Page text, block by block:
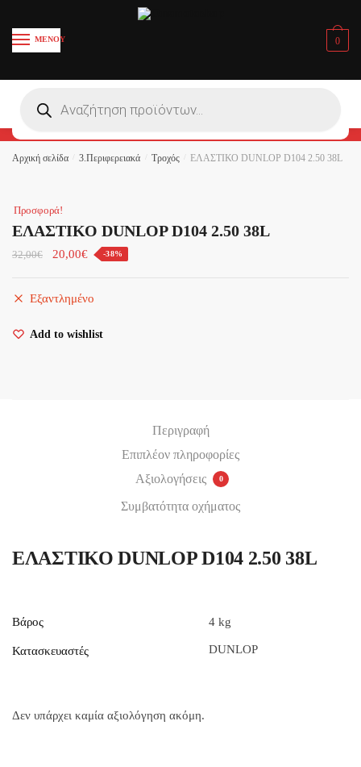
navigation
content
ΜΕΝΟΥ
search
0
Αρχική σελίδα 3.Περιφερειακά Τροχός ΕΛΑΣΤΙΚΟ DUNLOP D104 2.50 38L
Προσφορά!
ΕΛΑΣΤΙΚΟ DUNLOP D104 2.50 38L
32,00€ 20,00€ -38%
Εξαντλημένο
Add to wishlist
Το Σχόλιο ή το Μήνυμά σας
Περιγραφή
Επιπλέον πληροφορίες
Αξιολογήσεις
0
Συμβατότητα οχήματος
ΕΛΑΣΤΙΚΟ DUNLOP D104 2.50 38L
Βάρος 4 kg
Κατασκευαστές DUNLOP
Δεν υπάρχει καμία αξιολόγηση ακόμη.